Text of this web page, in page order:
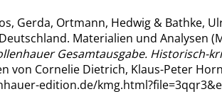
Gerda, Ortmann, Hedwig & Bathke,
Materialien und Analysen
Gesamtausgabe. Historisch-
von Cornelie Dietrich, Klaus-Peter
edition.de/